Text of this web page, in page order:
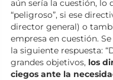
aún sería la cuestión, lo
“peligroso”, si ese
director general) o
empresa en cuestión.
la siguiente respuesta:
grandes objetivos, los
ciegos ante la